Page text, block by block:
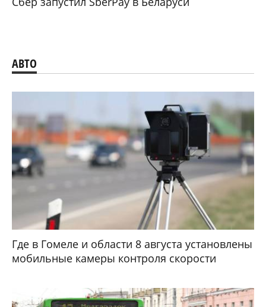
АВТО
Где в Гомеле и области 8 августа установлены
мобильные камеры контроля скорости